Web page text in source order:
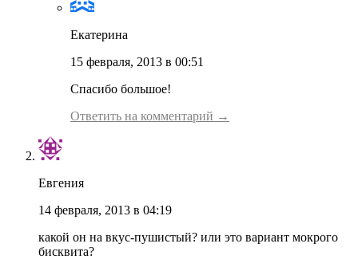
Екатерина
15 февраля, 2013 в 00:51
Спасибо большое!
Ответить на комментарий →
Евгения
14 февраля, 2013 в 04:19
какой он на вкус-пушистый? или это вариант мокрого
бисквита?